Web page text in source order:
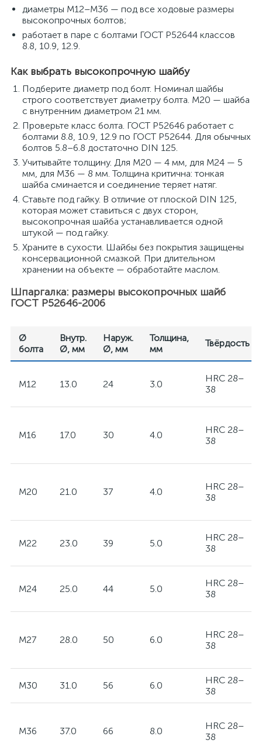
диаметры M12–M36 — под все ходовые размеры
высокопрочных болтов;
работает в паре с болтами ГОСТ Р52644 классов
8.8, 10.9, 12.9.
Как выбрать высокопрочную шайбу
Подберите диаметр под болт. Номинал шайбы
строго соответствует диаметру болта. M20 — шайба
с внутренним диаметром 21 мм.
Проверьте класс болта. ГОСТ Р52646 работает с
болтами 8.8, 10.9, 12.9 по ГОСТ Р52644. Для обычных
болтов 5.8–6.8 достаточно DIN 125.
Учитывайте толщину. Для M20 — 4 мм, для M24 — 5
мм, для M36 — 8 мм. Толщина критична: тонкая
шайба сминается и соединение теряет натяг.
Ставьте под гайку. В отличие от плоской DIN 125,
которая может ставиться с двух сторон,
высокопрочная шайба устанавливается одной
штукой — под гайку.
Храните в сухости. Шайбы без покрытия защищены
консервационной смазкой. При длительном
хранении на объекте — обработайте маслом.
Шпаргалка: размеры высокопрочных шайб
ГОСТ Р52646-2006
Ø
болта
Внутр.
Ø, мм
Наруж.
Ø, мм
Толщина,
мм
Твёрдость
M12 13.0 24 3.0
HRC 28–
38
M16 17.0 30 4.0
HRC 28–
38
M20 21.0 37 4.0
HRC 28–
38
M22 23.0 39 5.0
HRC 28–
38
M24 25.0 44 5.0
HRC 28–
38
M27 28.0 50 6.0
HRC 28–
38
M30 31.0 56 6.0
HRC 28–
38
M36 37.0 66 8.0
HRC 28–
38